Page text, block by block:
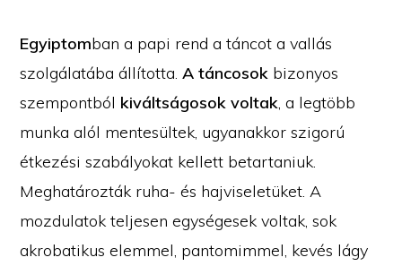
Egyiptomban a papi rend a táncot a vallás
szolgálatába állította.A táncosok bizonyos
szempontból kiváltságosok voltak, a legtöbb
munka alól mentesültek, ugyanakkor szigorú
étkezési szabályokat kellett betartaniuk.
Meghatározták ruha- és hajviseletüket. A
mozdulatok teljesen egységesek voltak, sok
akrobatikus elemmel, pantomimmel, kevés lágy